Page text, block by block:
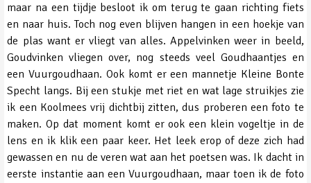
maar na een tijdje besloot ik om terug te gaan richting fiets
en naar huis. Toch nog even blijven hangen in een hoekje van
de plas want er vliegt van alles. Appelvinken weer in beeld,
Goudvinken vliegen over, nog steeds veel Goudhaantjes en
een Vuurgoudhaan. Ook komt er een mannetje Kleine Bonte
Specht langs. Bij een stukje met riet en wat lage struikjes zie
ik een Koolmees vrij dichtbij zitten, dus proberen een foto te
maken. Op dat moment komt er ook een klein vogeltje in de
lens en ik klik een paar keer. Het leek erop of deze zich had
gewassen en nu de veren wat aan het poetsen was. Ik dacht in
eerste instantie aan een Vuurgoudhaan, maar toen ik de foto